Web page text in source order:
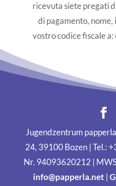
ricevuta siete pregati
di pagamento,
vostro codice fiscale
Jugendzentrum
24, 39100 Bozen | Tel.:
Nr. 94093620212 |
info@papperla.net |